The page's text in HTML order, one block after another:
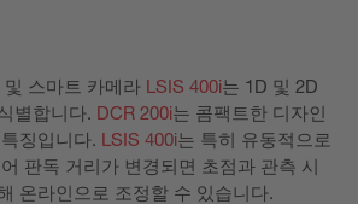
및 스마트 카메라 LSIS 400i는 1D 및 2D
별합니다. DCR 200i는 콤팩트한 디자인
징입니다. LSIS 400i는 특히 유동적으로
판독 거리가 변경되면 초점과 관측 시
온라인으로 조정할 수 있습니다.